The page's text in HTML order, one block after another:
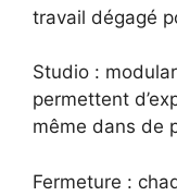
travail dégagé
Studio :
permettent
même dans de
Fermeture :